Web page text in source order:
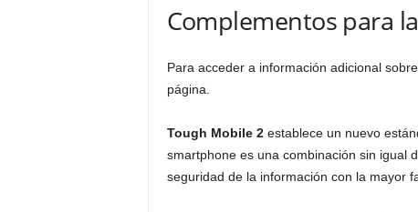
Complementos para
Para acceder a información adicional
página.
Tough Mobile 2establece un nuevo
smartphone es una combinación sin igual
seguridad de la información con la mayor